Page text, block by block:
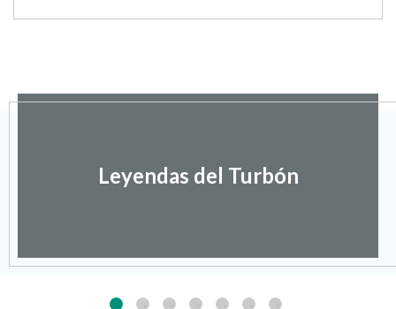
Leyendas del Turbón